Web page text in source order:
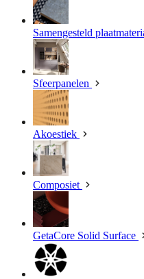
Samengesteld
Sfeerpanelen
Akoestiek
Composiet
GetaCore Solid Surface